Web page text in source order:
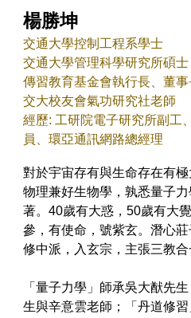
楊勝坤
交通大學控制工程系學士
交通大學管理科學研究所碩士
傳習教育基金會執行長、董事
交大校友會氣功研究社老師
經歷: 工研院電子研究所副工
員 、環亞通訊網路總經理
對於宇宙存有與生命存在有
物理兼好生物學，孰悉量子
著。40歲有大惑，50歲有大
參，有使命，號紫玄。潛心莊
修中派，入玄宗，主張三教合
「量子力學」師承吳大猷先
生與辛意雲老師；「丹道修